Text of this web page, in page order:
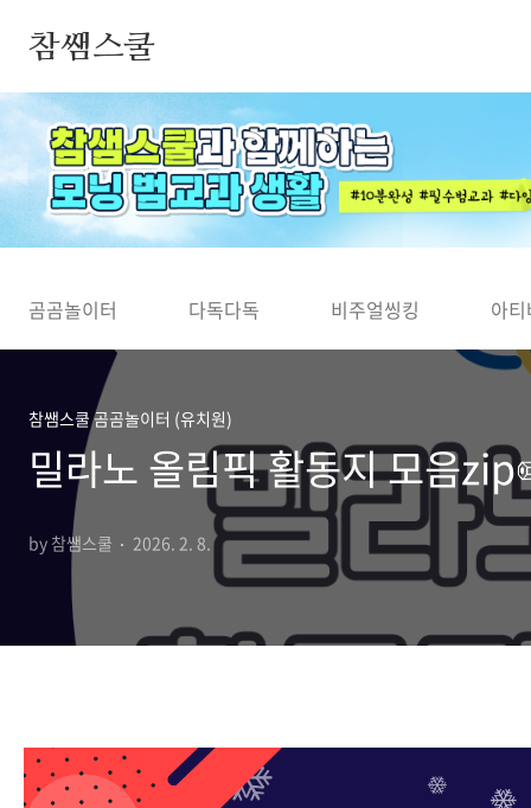
참쌤스쿨
◀
곰곰놀이터 다독다독 비주얼씽킹 아
참쌤스쿨 곰곰놀이터 (유치원)
밀라노 올림픽 활동지 모음
by 참쌤스쿨 2026. 2. 8.